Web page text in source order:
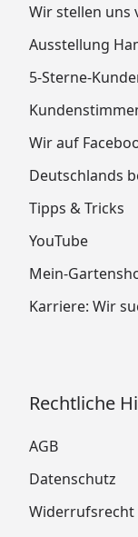
Wir stellen uns
Ausstellung
5-Sterne-
Wir auf
Deutschlands
Tipps & Tricks
YouTube
Mein-
Karriere: Wir
Rechtliche
AGB
Datenschutz
Widerrufsrecht